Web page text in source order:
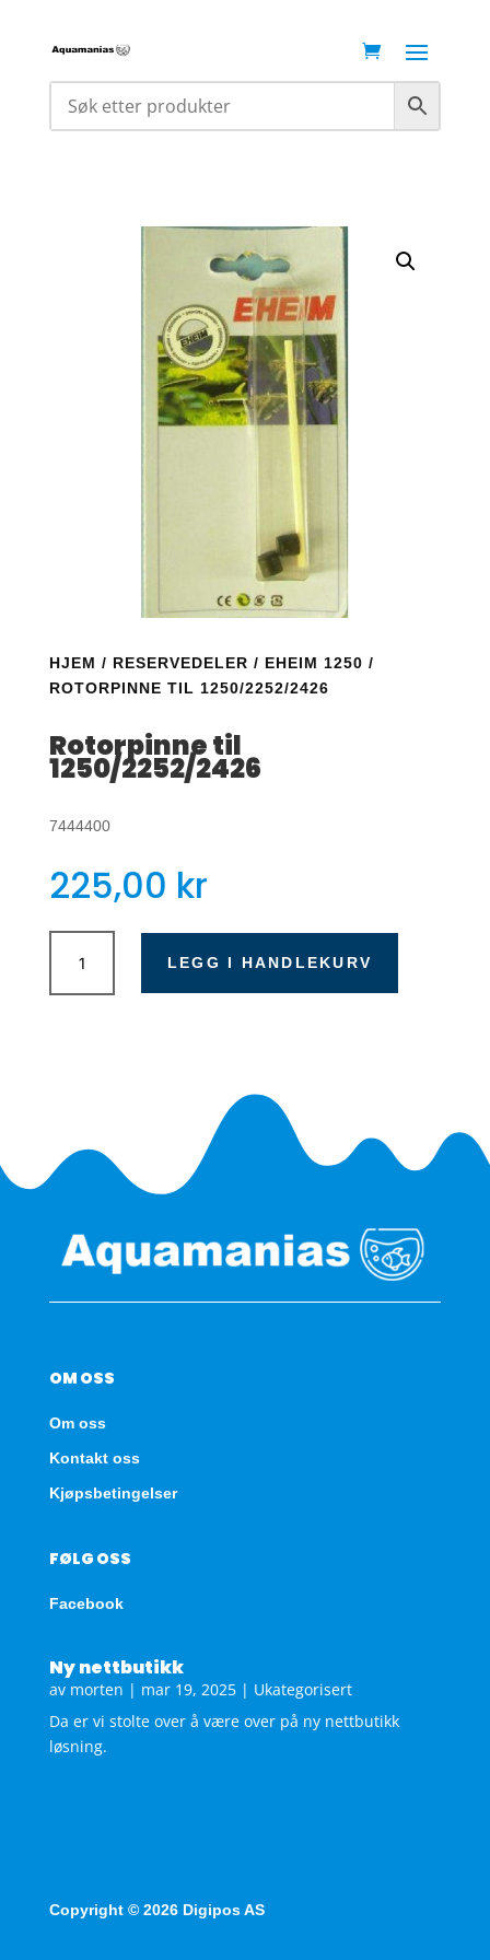
HJEM / RESERVEDELER / EHEIM 1250 /
ROTORPINNE TIL 1250/2252/2426
Rotorpinne til
1250/2252/2426
7444400
225,00 kr
Rotorpinne
1250/2252/2426
LEGG I HANDLEKURV
OM OSS
Om oss
Kontakt oss
Kjøpsbetingelser
FØLG OSS
Facebook
Ny nettbutikk
av morten | mar 19, 2025| Ukategorisert
Da er vi stolte over å være over på ny nettbutikk
løsning.
Copyright © 2026 Digipos AS